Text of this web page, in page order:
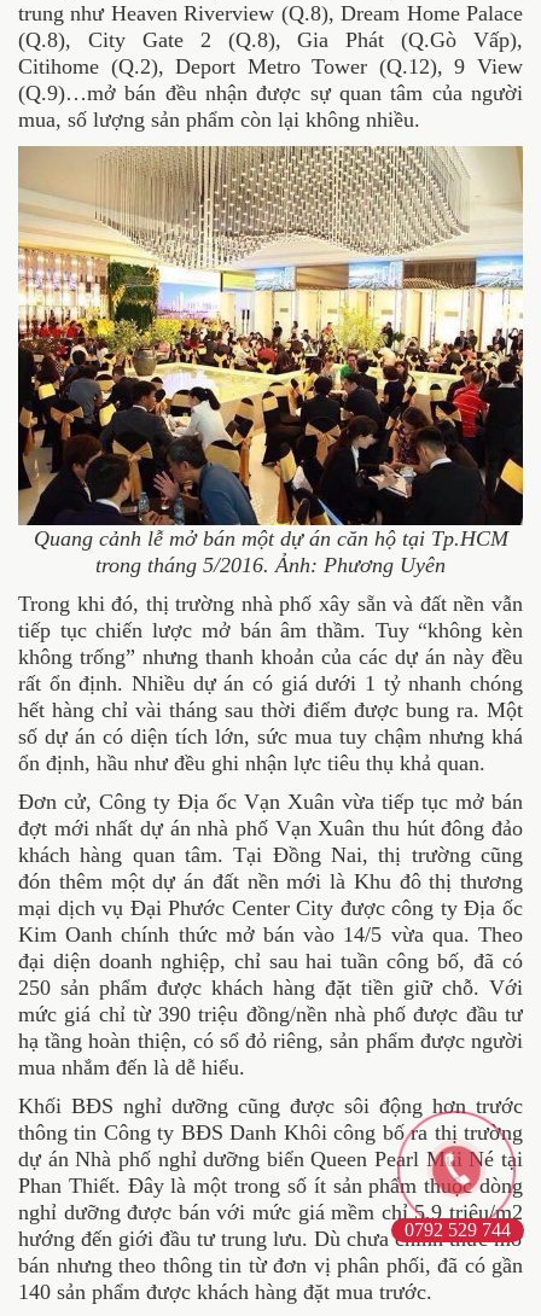
trung như Heaven Riverview (Q.8), Dream Home Palace
(Q.8), City Gate 2 (Q.8), Gia Phát (Q.Gò Vấp),
Citihome (Q.2), Deport Metro Tower (Q.12), 9 View
(Q.9)…mở bán đều nhận được sự quan tâm của người
mua, số lượng sản phẩm còn lại không nhiều.
Quang cảnh lễ mở bán một dự án căn hộ tại Tp.HCM
trong tháng 5/2016. Ảnh: Phương Uyên
Trong khi đó, thị trường nhà phố xây sẵn và đất nền vẫn
tiếp tục chiến lược mở bán âm thầm. Tuy “không kèn
không trống” nhưng thanh khoản của các dự án này đều
rất ổn định. Nhiều dự án có giá dưới 1 tỷ nhanh chóng
hết hàng chỉ vài tháng sau thời điểm được bung ra. Một
số dự án có diện tích lớn, sức mua tuy chậm nhưng khá
ổn định, hầu như đều ghi nhận lực tiêu thụ khả quan.
Đơn cử, Công ty Địa ốc Vạn Xuân vừa tiếp tục mở bán
đợt mới nhất dự án nhà phố Vạn Xuân thu hút đông đảo
khách hàng quan tâm. Tại Đồng Nai, thị trường cũng
đón thêm một dự án đất nền mới là Khu đô thị thương
mại dịch vụ Đại Phước Center City được công ty Địa ốc
Kim Oanh chính thức mở bán vào 14/5 vừa qua. Theo
đại diện doanh nghiệp, chỉ sau hai tuần công bố, đã có
250 sản phẩm được khách hàng đặt tiền giữ chỗ. Với
mức giá chỉ từ 390 triệu đồng/nền nhà phố được đầu tư
hạ tầng hoàn thiện, có sổ đỏ riêng, sản phẩm được người
mua nhắm đến là dễ hiểu.
Khối BĐS nghỉ dưỡng cũng được sôi động hơn trước
thông tin Công ty BĐS Danh Khôi công bố ra thị trường
dự án Nhà phố nghỉ dưỡng biển Queen Pearl Mũi Né tại
Phan Thiết. Đây là một trong số ít sản phẩm thuộc dòng
nghỉ dưỡng được bán với mức giá mềm chỉ 5,9 triệu/m2
hướng đến giới đầu tư trung lưu. Dù chưa chính thức mở
bán nhưng theo thông tin từ đơn vị phân phối, đã có gần
140 sản phẩm được khách hàng đặt mua trước.
0792 529 744